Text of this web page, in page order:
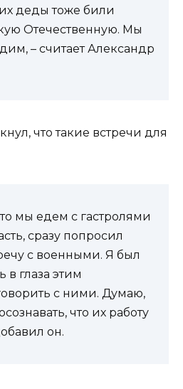
деды тоже били
Отечественную. Мы
– считает Александр
что такие встречи для
мы едем с гастролями
сразу попросил
с военными. Я был
в глаза этим
с ними. Думаю,
что их работу
он.